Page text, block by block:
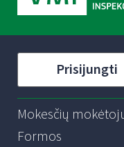
Prisijungti
Mokesčių
Formos